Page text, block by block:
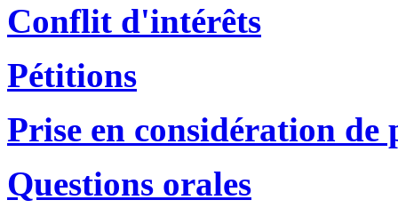
Conflit d'intérêts
Pétitions
Prise en considération de
Questions orales